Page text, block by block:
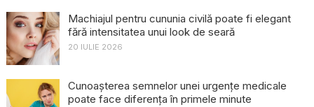
Machiajul pentru cununia civilă poate fi elegant
fără intensitatea unui look de seară
20 IULIE 2026
Cunoașterea semnelor unei urgențe medicale
poate face diferența în primele minute